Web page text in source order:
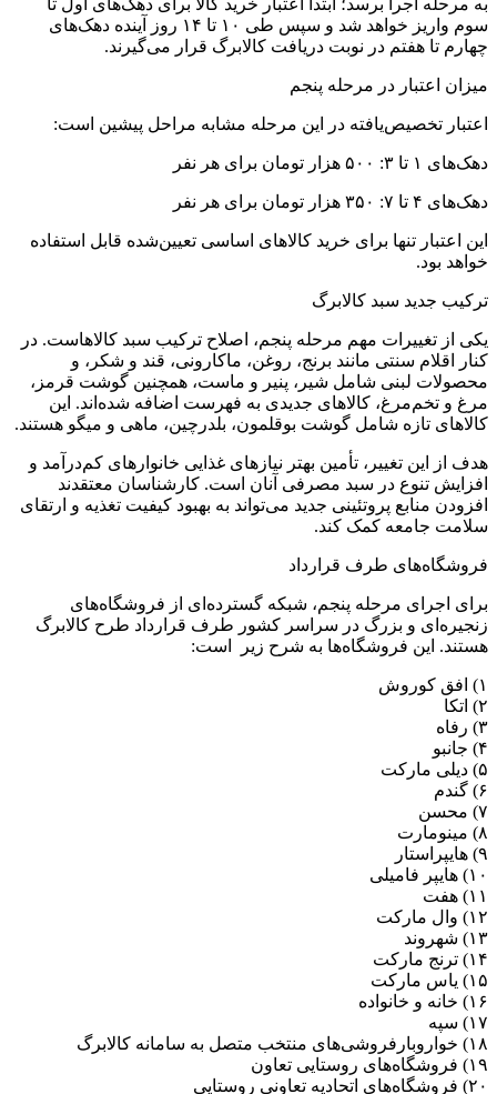
به مرحله اجرا برسد؛ ابتدا اعتبار خرید کالا برای دهک‌های اول تا
سوم واریز خواهد شد و سپس طی ۱۰ تا ۱۴ روز آینده دهک‌های
چهارم تا هفتم در نوبت دریافت کالابرگ قرار می‌گیرند.
میزان اعتبار در مرحله پنجم
اعتبار تخصیص‌یافته در این مرحله مشابه مراحل پیشین است:
دهک‌های ۱ تا ۳: ۵۰۰ هزار تومان برای هر نفر
دهک‌های ۴ تا ۷: ۳۵۰ هزار تومان برای هر نفر
این اعتبار تنها برای خرید کالاهای اساسی تعیین‌شده قابل استفاده
خواهد بود.
ترکیب جدید سبد کالابرگ
یکی از تغییرات مهم مرحله پنجم، اصلاح ترکیب سبد کالاهاست. در
کنار اقلام سنتی مانند برنج، روغن، ماکارونی، قند و شکر، و
محصولات لبنی شامل شیر، پنیر و ماست، همچنین گوشت قرمز،
مرغ و تخم‌مرغ، کالاهای جدیدی به فهرست اضافه شده‌اند. این
کالاهای تازه شامل گوشت بوقلمون، بلدرچین، ماهی و میگو هستند.
هدف از این تغییر، تأمین بهتر نیازهای غذایی خانوارهای کم‌درآمد و
افزایش تنوع در سبد مصرفی آنان است. کارشناسان معتقدند
افزودن منابع پروتئینی جدید می‌تواند به بهبود کیفیت تغذیه و ارتقای
سلامت جامعه کمک کند.
فروشگاه‌های طرف قرارداد
برای اجرای مرحله پنجم، شبکه گسترده‌ای از فروشگاه‌های
زنجیره‌ای و بزرگ در سراسر کشور طرف قرارداد طرح کالابرگ
هستند. این فروشگاه‌ها به شرح زیر است:
۱) افق کوروش
۲) اتکا
۳) رفاه
۴) جانبو
۵) دیلی مارکت
۶) گندم
۷) محسن
۸) مینومارت
۹) هایپراستار
۱۰) هایپر فامیلی
۱۱) هفت
۱۲) وال مارکت
۱۳) شهروند
۱۴) ترنج مارکت
۱۵) یاس مارکت
۱۶) خانه و خانواده
۱۷) سپه
۱۸) خواروبارفروشی‌های منتخب متصل به سامانه کالابرگ
۱۹) فروشگاه‌های روستایی تعاون
۲۰) فروشگاه‌های اتحادیه تعاونی روستایی